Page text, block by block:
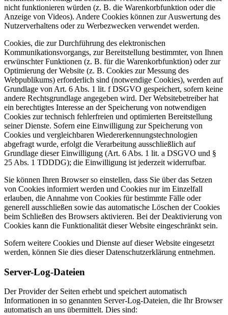
nicht funktionieren würden (z. B. die Warenkorbfunktion oder die
Anzeige von Videos). Andere Cookies können zur Auswertung des
Nutzerverhaltens oder zu Werbezwecken verwendet werden.
Cookies, die zur Durchführung des elektronischen
Kommunikationsvorgangs, zur Bereitstellung bestimmter, von Ihnen
erwünschter Funktionen (z. B. für die Warenkorbfunktion) oder zur
Optimierung der Website (z. B. Cookies zur Messung des
Webpublikums) erforderlich sind (notwendige Cookies), werden auf
Grundlage von Art. 6 Abs. 1 lit. f DSGVO gespeichert, sofern keine
andere Rechtsgrundlage angegeben wird. Der Websitebetreiber hat
ein berechtigtes Interesse an der Speicherung von notwendigen
Cookies zur technisch fehlerfreien und optimierten Bereitstellung
seiner Dienste. Sofern eine Einwilligung zur Speicherung von
Cookies und vergleichbaren Wiedererkennungstechnologien
abgefragt wurde, erfolgt die Verarbeitung ausschließlich auf
Grundlage dieser Einwilligung (Art. 6 Abs. 1 lit. a DSGVO und §
25 Abs. 1 TDDDG); die Einwilligung ist jederzeit widerrufbar.
Sie können Ihren Browser so einstellen, dass Sie über das Setzen
von Cookies informiert werden und Cookies nur im Einzelfall
erlauben, die Annahme von Cookies für bestimmte Fälle oder
generell ausschließen sowie das automatische Löschen der Cookies
beim Schließen des Browsers aktivieren. Bei der Deaktivierung von
Cookies kann die Funktionalität dieser Website eingeschränkt sein.
Sofern weitere Cookies und Dienste auf dieser Website eingesetzt
werden, können Sie dies dieser Datenschutzerklärung entnehmen.
Server-Log-Dateien
Der Provider der Seiten erhebt und speichert automatisch
Informationen in so genannten Server-Log-Dateien, die Ihr Browser
automatisch an uns übermittelt. Dies sind: